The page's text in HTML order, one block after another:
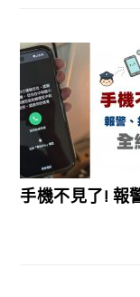
手機不見了! 報